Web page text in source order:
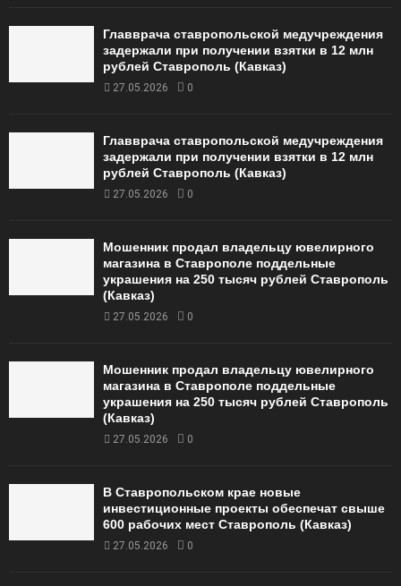
Главврача ставропольской медучреждения
задержали при получении взятки в 12 млн
рублей Ставрополь (Кавказ)
27.05.2026 0
Главврача ставропольской медучреждения
задержали при получении взятки в 12 млн
рублей Ставрополь (Кавказ)
27.05.2026 0
Мошенник продал владельцу ювелирного
магазина в Ставрополе поддельные
украшения на 250 тысяч рублей Ставрополь
(Кавказ)
27.05.2026 0
Мошенник продал владельцу ювелирного
магазина в Ставрополе поддельные
украшения на 250 тысяч рублей Ставрополь
(Кавказ)
27.05.2026 0
В Ставропольском крае новые
инвестиционные проекты обеспечат свыше
600 рабочих мест Ставрополь (Кавказ)
27.05.2026 0